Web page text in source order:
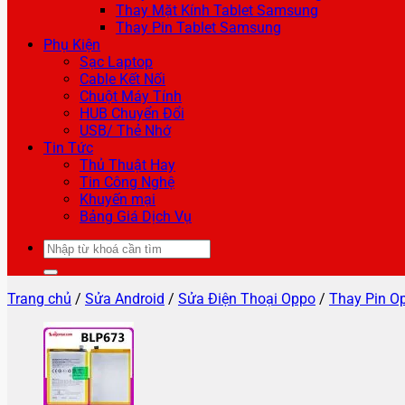
Thay Mặt Kính Tablet Samsung
Thay Pin Tablet Samsung
Phụ Kiện
Sạc Laptop
Cable Kết Nối
Chuột Máy Tính
HUB Chuyển Đổi
USB/ Thẻ Nhớ
Tin Tức
Thủ Thuật Hay
Tin Công Nghệ
Khuyến mại
Bảng Giá Dịch Vụ
Tìm
kiếm:
Trang chủ / Sửa Android / Sửa Điện Thoại Oppo / Thay Pin